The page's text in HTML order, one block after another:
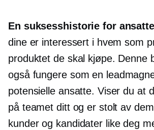
En suksesshistorie for
dine er interessert i hvem som
produktet de skal kjøpe. Denne
også fungere som en
potensielle ansatte. Viser du at
på teamet ditt og er stolt av
kunder og kandidater like deg